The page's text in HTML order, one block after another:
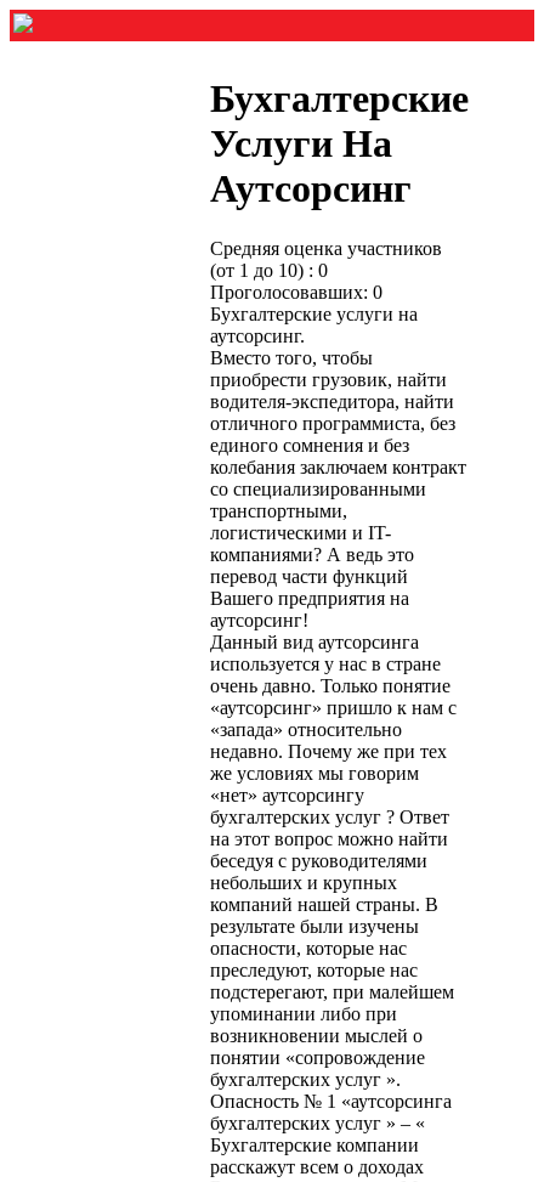
Бухгалтерские
Услуги На
Аутсорсинг
Средняя оценка участников
(от 1 до 10) : 0
Проголосовавших: 0
Бухгалтерские услуги на
аутсорсинг.
Вместо того, чтобы
приобрести грузовик, найти
водителя-экспедитора, найти
отличного программиста, без
единого сомнения и без
колебания заключаем контракт
со специализированными
транспортными,
логистическими и IT-
компаниями? А ведь это
перевод части функций
Вашего предприятия на
аутсорсинг!
Данный вид аутсорсинга
используется у нас в стране
очень давно. Только понятие
«аутсорсинг» пришло к нам с
«запада» относительно
недавно. Почему же при тех
же условиях мы говорим
«нет» аутсорсингу
бухгалтерских услуг ? Ответ
на этот вопрос можно найти
беседуя с руководителями
небольших и крупных
компаний нашей страны. В
результате были изучены
опасности, которые нас
преследуют, которые нас
подстерегают, при малейшем
упоминании либо при
возникновении мыслей о
понятии «сопровождение
бухгалтерских услуг ».
Опасность № 1 «аутсорсинга
бухгалтерских услуг » – «
Бухгалтерские компании
расскажут всем о доходах